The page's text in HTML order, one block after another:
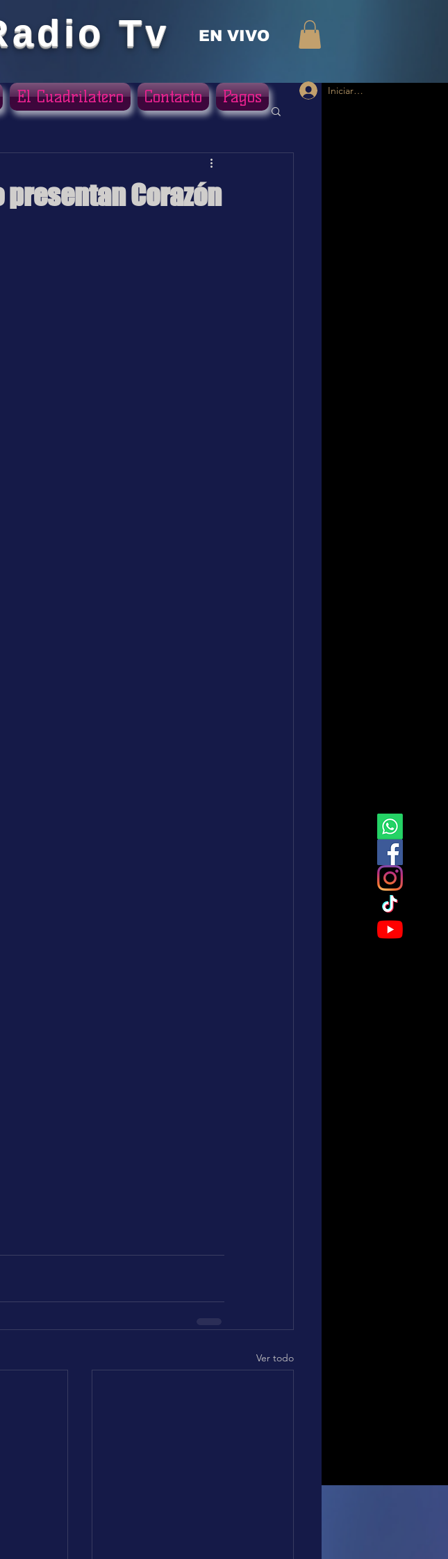
Tv EN VIVO
Iniciar sesión
presentan Corazón
Ver todo
El Cuadrilatero Contacto Pagos